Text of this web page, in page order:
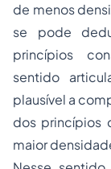
de menos
se pode
princípios
sentido
plausível a
dos princípios
maior